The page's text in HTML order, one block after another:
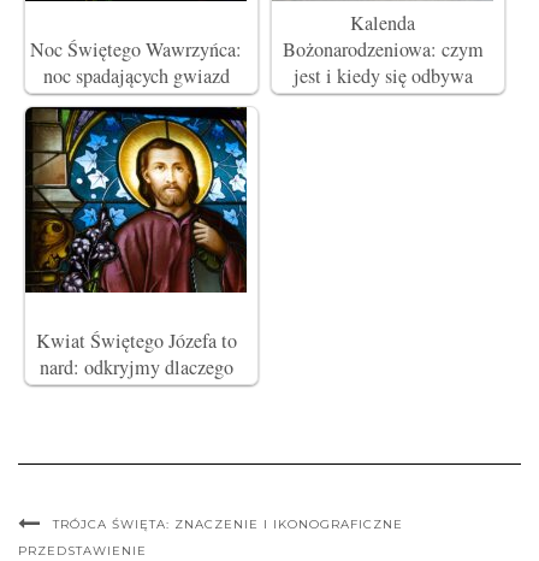
Noc Świętego Wawrzyńca:
noc spadających gwiazd
Kalenda
Bożonarodzeniowa: czym
jest i kiedy się odbywa
Kwiat Świętego Józefa to
nard: odkryjmy dlaczego
TRÓJCA ŚWIĘTA: ZNACZENIE I IKONOGRAFICZNE
PRZEDSTAWIENIE